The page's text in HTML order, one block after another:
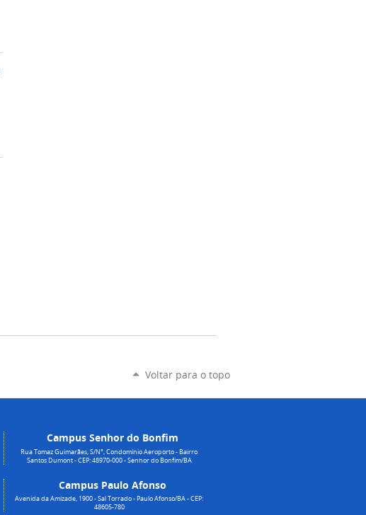
Voltar para o topo
Campus Senhor do Bonfim
Rua Tomaz Guimarães, S/N°, Condomínio Aeroporto - Bairro
Santos Dumont - CEP: 48970-000 - Senhor do Bonfim/BA
Campus Paulo Afonso
Avenida da Amizade, 1900 - Sal Torrado - Paulo Afonso/BA - CEP:
48605-780